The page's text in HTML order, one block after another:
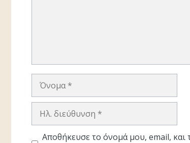
Όνομα
Ηλ.
Αποθήκευσε το όνομά μου, email,